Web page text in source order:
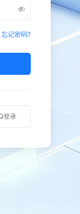
忘记密码?
登录